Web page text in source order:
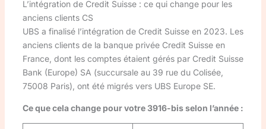
L’intégration de Credit Suisse : ce qui change pour les
anciens clients CS
UBS a finalisé l’intégration de Credit Suisse en 2023. Les
anciens clients de la banque privée Credit Suisse en
France, dont les comptes étaient gérés par Credit Suisse
Bank (Europe) SA (succursale au 39 rue du Colisée,
75008 Paris), ont été migrés vers UBS Europe SE.
Ce que cela change pour votre 3916-bis selon l’année :